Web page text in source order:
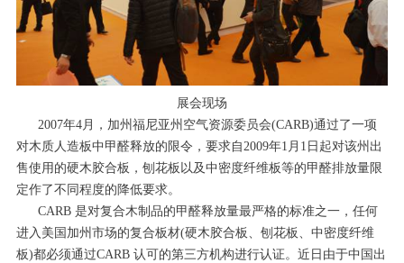
展会现场
2007年4月，加州福尼亚州空气资源委员会(CARB)通过了一项
对木质人造板中甲醛释放的限令，要求自2009年1月1日起对该州出
售使用的硬木胶合板，刨花板以及中密度纤维板等的甲醛排放量限
定作了不同程度的降低要求。
CARB 是对复合木制品的甲醛释放量最严格的标准之一，任何
进入美国加州市场的复合板材(硬木胶合板、刨花板、中密度纤维
板)都必须通过CARB 认可的第三方机构进行认证。近日由于中国出